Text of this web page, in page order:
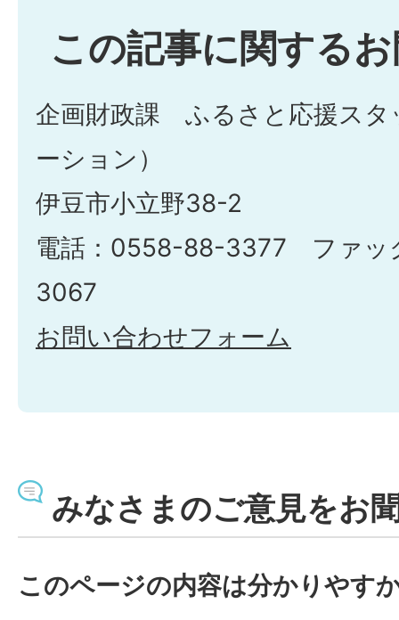
この記事に関する
企画財政課 ふるさと応援スタ
ーション）
伊豆市小立野38-2
電話：0558-88-3377 ファッ
3067
お問い合わせフォーム
みなさまのご意見をお
このページの内容は分かりやす